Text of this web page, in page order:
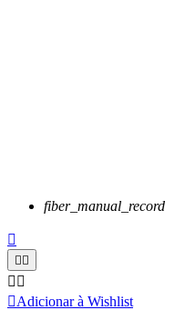
fiber_manual_record

 
 
Adicionar à Wishlist